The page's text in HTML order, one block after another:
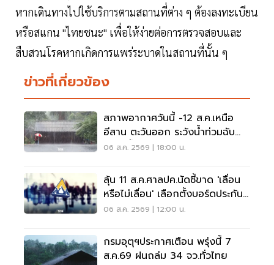
หากเดินทางไปใช้บริการตามสถานที่ต่าง ๆ ต้องลงทะเบียน
หรือสแกน "ไทยชนะ" เพื่อให้ง่ายต่อการตรวจสอบและ
สืบสวนโรคหากเกิดการแพร่ระบาดในสถานที่นั้น ๆ
ข่าวที่เกี่ยวข้อง
สภาพอากาศวันนี้ -12 ส.ค.เหนือ
อีสาน ตะวันออก ระวังน้ำท่วมฉับ
พลัน น้ำป่าไหลหลาก
06 ส.ค. 2569 | 18:00 น.
ลุ้น 11 ส.ค.ศาลปค.นัดชี้ขาด 'เลื่อน
หรือไม่เลื่อน' เลือกตั้งบอร์ดประกัน
สังคม
06 ส.ค. 2569 | 12:00 น.
กรมอุตุฯประกาศเตือน พรุ่งนี้ 7
ส.ค.69 ฝนถล่ม 34 จว.ทั่วไทย